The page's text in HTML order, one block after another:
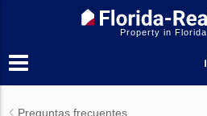
Property in Florida
Preguntas frecuentes